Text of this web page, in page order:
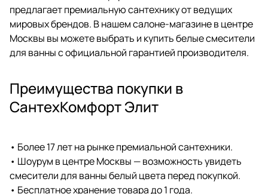
предлагает премиальную сантехнику от ведущих
мировых брендов. В нашем салоне-магазине в центре
Москвы вы можете выбрать и купить белые смесители
для ванны с официальной гарантией производителя.
Преимущества покупки в
СантехКомфорт Элит
• Более 17 лет на рынке премиальной сантехники.
• Шоурум в центре Москвы — возможность увидеть
смесители для ванны белый цвета перед покупкой.
• Бесплатное хранение товара до 1 года.